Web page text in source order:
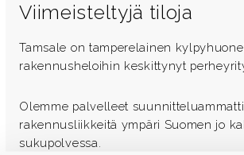
Viimeisteltyjä tiloja
Tamsale on tamperelainen
rakennusheloihin keskittynyt
Olemme palvelleet
rakennusliikkeitä ympäri Suomen jo
sukupolvessa.